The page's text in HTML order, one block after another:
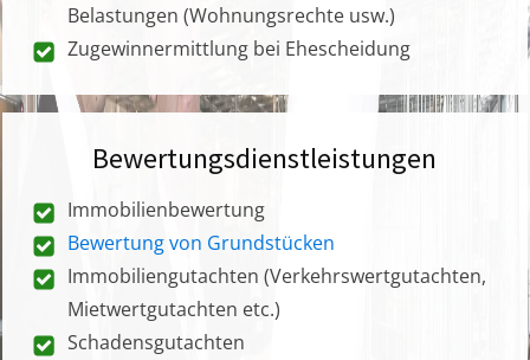
Belastungen (Wohnungsrechte usw.)
Zugewinnermittlung bei Ehescheidung
Bewertungsdienstleistungen
Immobilienbewertung
Bewertung von Grundstücken
Immobiliengutachten (Verkehrswertgutachten,
Mietwertgutachten etc.)
Schadensgutachten